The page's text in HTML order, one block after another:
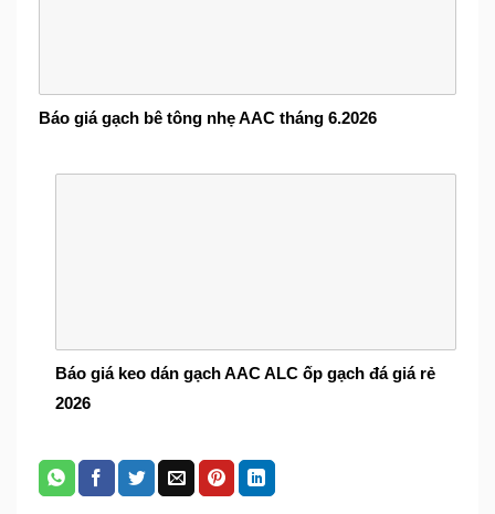
Báo giá gạch bê tông nhẹ AAC tháng 6.2026
Báo giá keo dán gạch AAC ALC ốp gạch đá giá rẻ
2026